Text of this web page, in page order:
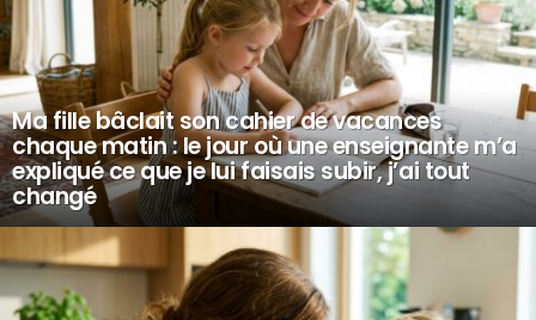
Ma fille bâclait son cahier de vacances
chaque matin : le jour où une enseignante m’a
expliqué ce que je lui faisais subir, j’ai tout
changé